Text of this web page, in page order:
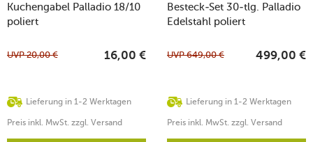
Kuchengabel Palladio 18/10
poliert
Lieferung in 1-2 Werktagen
UVP20,00 € 16,00 €
Preis inkl. MwSt. zzgl. Versand
Besteck-Set 30-tlg. Palladio
Edelstahl poliert
Lieferung in 1-2 Werktagen
UVP649,00 € 499,00 €
Preis inkl. MwSt. zzgl. Versand